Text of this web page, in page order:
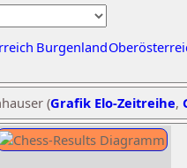
Burgenland
(Grafik Elo-Zeitreihe,